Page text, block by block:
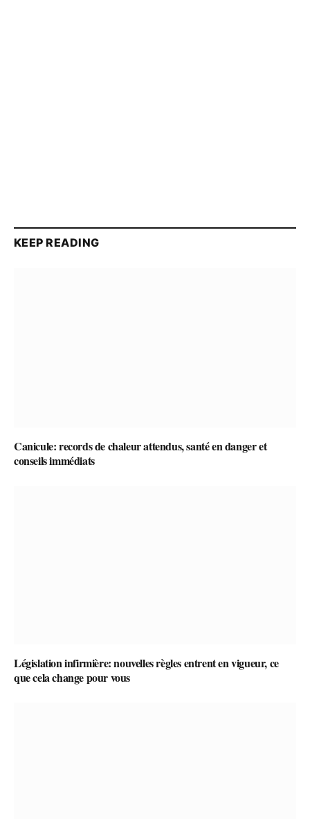
KEEP READING
Canicule: records de chaleur attendus, santé en danger et
conseils immédiats
Législation infirmière: nouvelles règles entrent en vigueur, ce
que cela change pour vous